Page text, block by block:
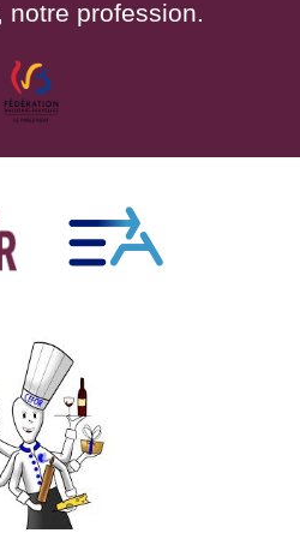
notre profession.